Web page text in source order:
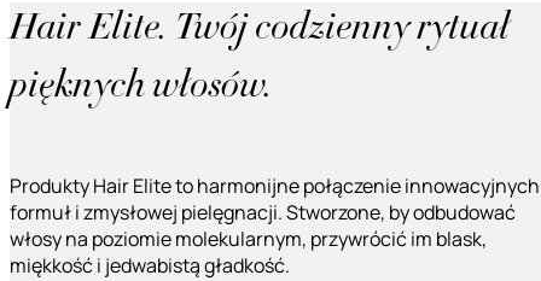
Hair Elite. Twój codzienny rytuał
pięknych włosów.
Produkty Hair Elite to harmonijne połączenie innowacyjnych
formuł i zmysłowej pielęgnacji. Stworzone, by odbudować
włosy na poziomie molekularnym, przywrócić im blask,
miękkość i jedwabistą gładkość.